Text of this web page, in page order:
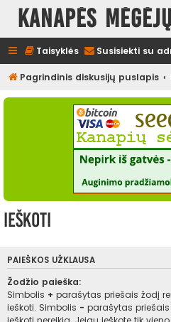
Kanapės
Taisyklės Susisiekti su
Pagrindinis diskusijų puslapis
Ieškoti
PAIEŠKOS UŽKLAUSA
Žodžio paieška:
Simbolis + parašytas priešais žodį
ieškoti. Simbolis - parašytas